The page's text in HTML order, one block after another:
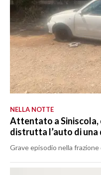
NELLA NOTTE
Attentato a Siniscola,
distrutta l’auto di una
Grave episodio nella